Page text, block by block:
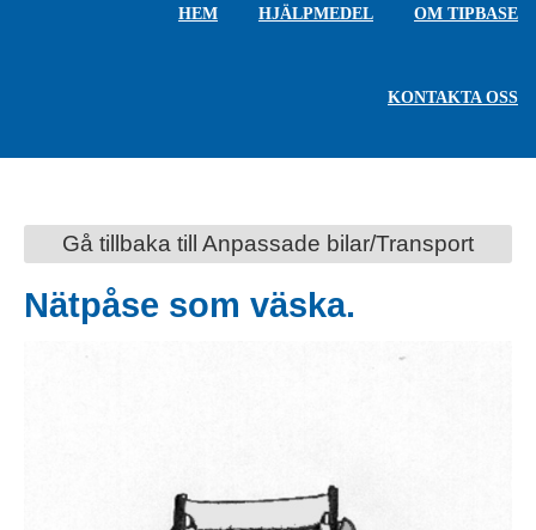
HEM HJÄLPMEDEL OM TIPBASE
KONTAKTA OSS
Gå tillbaka till Anpassade bilar/Transport
Nätpåse som väska.